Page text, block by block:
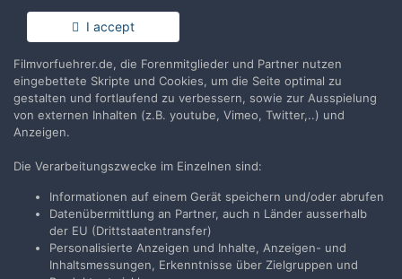
FSK für Werbefilme
snykeerstellte Thema inAllgemeines Board
Hallo, kurze Frage, bei Werbespots ohne FSK-Klassifizierung ist
Wenn dann für Erwachsene ohne FSK vorgeführt wird, passiert
dies unter rechtlicher Verantwortung des Kinobetreibers,
richtig? Hintergrund: Wir haben bei uns in einer e...
I accept
Filmvorfuehrer.de, die Forenmitglieder und Partner nutzen
eingebettete Skripte und Cookies, um die Seite optimal zu
gestalten und fortlaufend zu verbessern, sowie zur Ausspielung
von externen Inhalten (z.B. youtube, Vimeo, Twitter,..) und
Anzeigen.
Die Verarbeitungszwecke im Einzelnen sind:
Informationen auf einem Gerät speichern und/oder abrufen
Datenübermittlung an Partner, auch n Länder ausserhalb
der EU (Drittstaatentransfer)
Personalisierte Anzeigen und Inhalte, Anzeigen- und
Inhaltsmessungen, Erkenntnisse über Zielgruppen und